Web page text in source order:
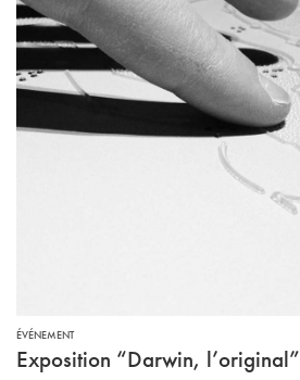
ÉVÉNEMENT
Exposition “Darwin, l’original”